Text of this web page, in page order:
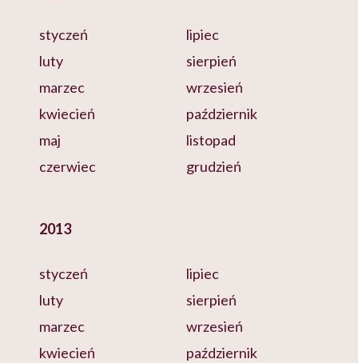
styczeń
luty
marzec
kwiecień
maj
czerwiec
lipiec
sierpień
wrzesień
październik
listopad
grudzień
2013
styczeń
luty
marzec
kwiecień
lipiec
sierpień
wrzesień
październik